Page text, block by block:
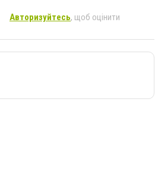
Авторизуйтесь, щоб оцінити